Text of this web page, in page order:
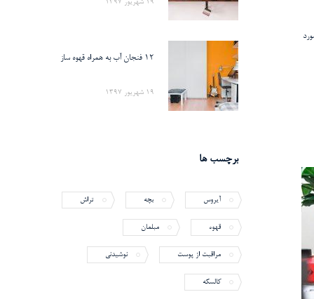
19 شهریور 1397
12 فنجان آب به همراه قهوه ساز
19 شهریور 1397
برچسب ها
آیروس بچه تراش
قهوه مبلمان
مراقبت از پوست نوشیدنی
کالسکه